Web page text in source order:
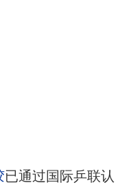
已通过国际乒联认